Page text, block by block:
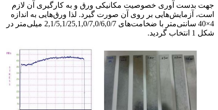
جهت بدست آوری خصوصیت مکانیکی ورق و به کارگیری آن لازم
است، آزمایش‌هایی بر روی آن صورت گیرد. لذا ورق‌هایی به اندازه
4×40 سانتی‌متر با ضخامت‌های 2,1/5,1/25,1,0/7,0/6,0/7 میلی‌متر در
شکل 1 انتخاب گردید.